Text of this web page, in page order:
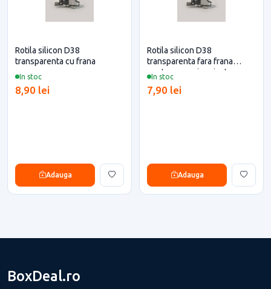
In stoc
Rotila silicon D38
transparenta cu frana
8,90 lei
Adauga
In stoc
Rotila silicon D38
transparenta fara frana
pentru casa si proiecte
7,90 lei
Adauga
BoxDeal.ro